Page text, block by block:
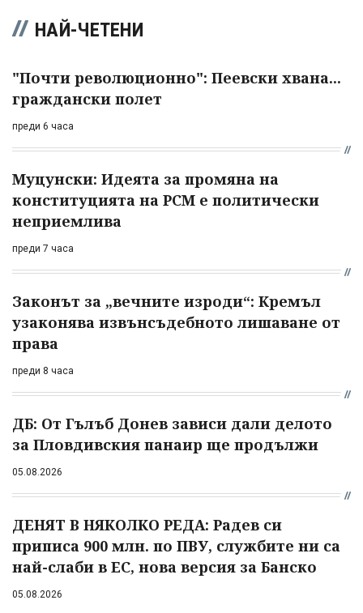
НАЙ-ЧЕТЕНИ
"Почти революционно": Пеевски хвана...
граждански полет
преди 6 часа
Муцунски: Идеята за промяна на
конституцията на РСМ е политически
неприемлива
преди 7 часа
Законът за „вечните изроди“: Кремъл
узаконява извънсъдебното лишаване от
права
преди 8 часа
ДБ: От Гълъб Донев зависи дали делото
за Пловдивския панаир ще продължи
05.08.2026
ДЕНЯТ В НЯКОЛКО РЕДА: Радев си
приписа 900 млн. по ПВУ, службите ни са
най-слаби в ЕС, нова версия за Банско
05.08.2026